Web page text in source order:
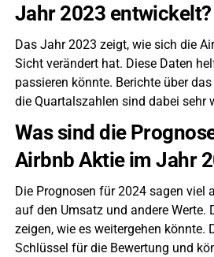
Jahr 2023 entwickelt?
Das Jahr 2023 zeigt, wie sich die
Sicht verändert hat. Diese Daten
passieren könnte. Berichte über
die Quartalszahlen sind dabei sehr
Was sind die
Airbnb Aktie im Jahr
Die Prognosen für 2024 sagen viel
auf den Umsatz und andere Werte.
zeigen, wie es weitergehen könnte.
Schlüssel für die Bewertung und